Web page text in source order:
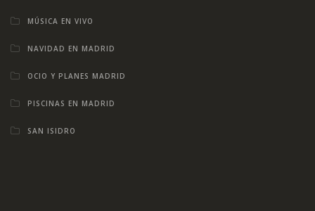
MÚSICA EN VIVO
NAVIDAD EN MADRID
OCIO Y PLANES MADRID
PISCINAS EN MADRID
SAN ISIDRO